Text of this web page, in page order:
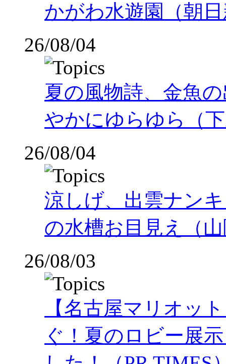
かがわ水遊園（朝
26/08/04
夏の風物詩、金魚
やかにゆらゆら（
26/08/04
涼しげ、出雲ナン
の水槽お目見え（
26/08/03
【名古屋マリオッ
ぐ！夏のロビー展